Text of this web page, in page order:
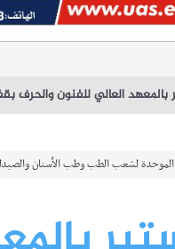
العالي للفنون والحرف بقفصة